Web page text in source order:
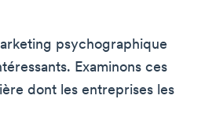
psychographique
Examinons ces
dont les entreprises les